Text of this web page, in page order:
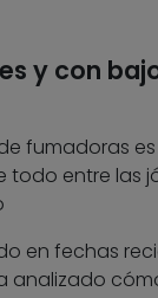
y con
fumadoras
todo entre las
en fechas
analizado